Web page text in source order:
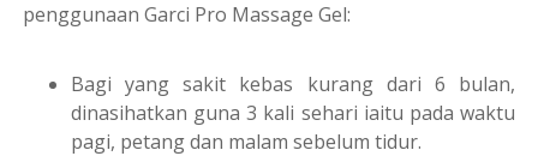
penggunaan Garci Pro Massage Gel:
Bagi yang sakit kebas kurang dari 6 bulan,
dinasihatkan guna 3 kali sehari iaitu pada waktu
pagi, petang dan malam sebelum tidur.